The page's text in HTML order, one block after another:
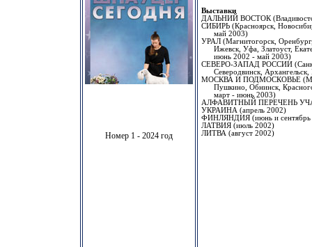
Номер 1 - 2024 год
Выставки
ДАЛЬНИЙ ВОСТОК
СИБИРЬ (Красноярск,
май 2003)
УРАЛ (Магнитогорск, Оренбург,
Ижевск, Уфа, Златоуст,
июнь 2002 - май 2003)
СЕВЕРО-ЗАПАД РОССИИ
Северодвинск, Архангельск,
МОСКВА И ПОДМОСКОВЬЕ
Пушкино, Обнинск,
март - июнь 2003)
АЛФАВИТНЫЙ ПЕРЕЧЕНЬ
УКРАИНА (апрель 2002)
ФИНЛЯНДИЯ (июнь и сентябрь
ЛАТВИЯ (июль 2002)
ЛИТВА (август 2002)